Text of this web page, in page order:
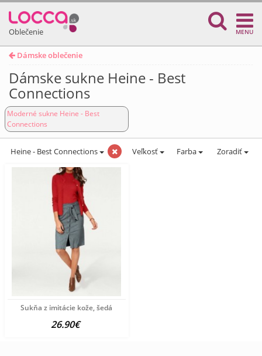
Oblečenie MENU
Dámske oblečenie
Dámske sukne Heine - Best
Connections
Moderné sukne Heine - Best
Connections
Heine - Best Connections Veľkosť Farba Zoradiť
Sukňa z imitácie kože, šedá
26.90€